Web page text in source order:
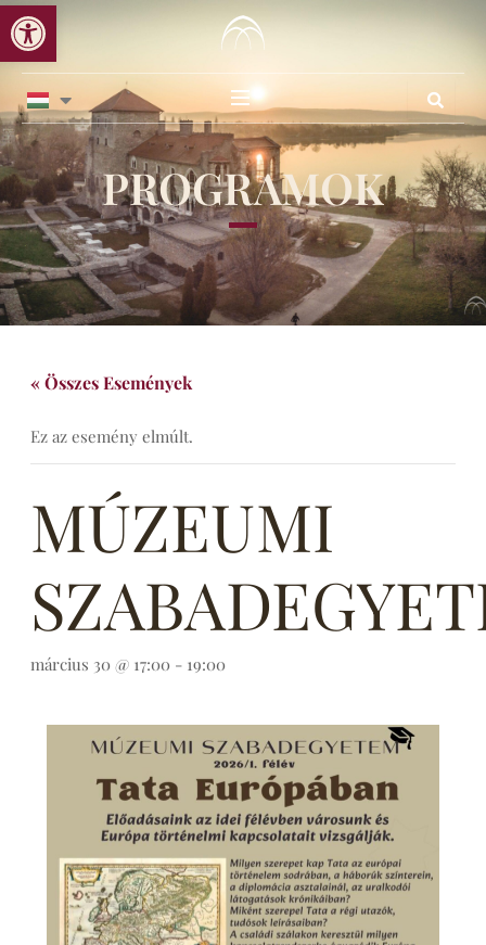
Eszköztár megnyitása
Skip
to
content
PROGRAMOK
« Összes Események
Ez az esemény elmúlt.
MÚZEUMI
március 30 @ 17:00 - 19:00